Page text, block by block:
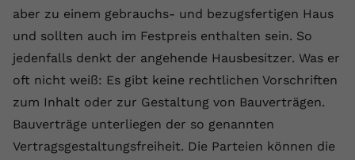
aber zu einem gebrauchs- und bezugsfertigen Haus
und sollten auch im Festpreis enthalten sein. So
jedenfalls denkt der angehende Hausbesitzer. Was er
oft nicht weiß: Es gibt keine rechtlichen Vorschriften
zum Inhalt oder zur Gestaltung von Bauverträgen.
Bauverträge unterliegen der so genannten
Vertragsgestaltungsfreiheit. Die Parteien können die
yt.innertube::requests
Anbieter youtube.com
Session
Dieser von YouTube gesetzte Cookie
registriert eine eindeutige ID, um